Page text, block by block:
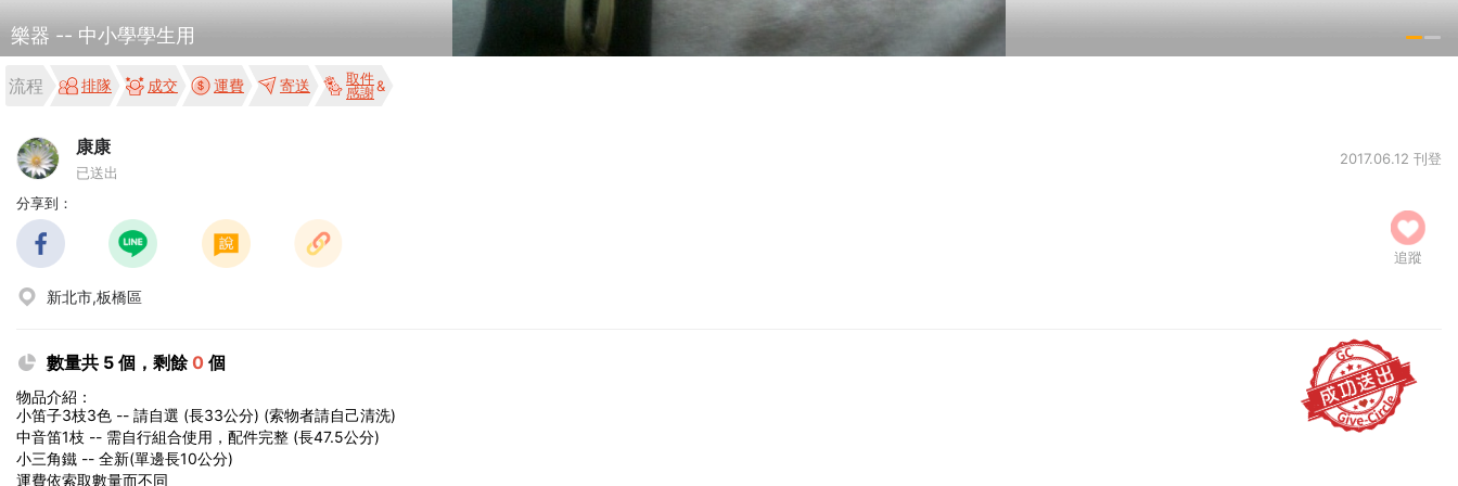
樂器 -- 中小學學生用
流程 排隊 成交 運費 寄送
取件
感謝
康康
已送出
2017.06.12 刊登
分享到：
追蹤
新北市,板橋區
數量共 5 個，剩餘0 個
物品介紹：
小笛子3枝3色 -- 請自選 (長33公分) (索物者請自己清洗)
中音笛1枝 -- 需自行組合使用，配件完整 (長47.5公分)
小三角鐵 -- 全新(單邊長10公分)
運費依索取數量而不同